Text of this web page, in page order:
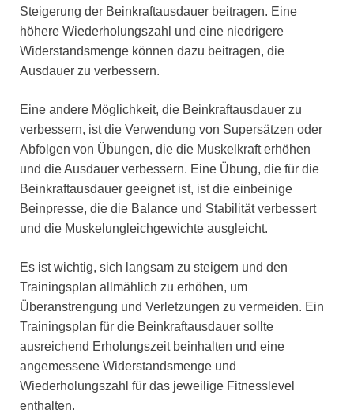
Steigerung der Beinkraftausdauer beitragen. Eine
höhere Wiederholungszahl und eine niedrigere
Widerstandsmenge können dazu beitragen, die
Ausdauer zu verbessern.
Eine andere Möglichkeit, die Beinkraftausdauer zu
verbessern, ist die Verwendung von Supersätzen oder
Abfolgen von Übungen, die die Muskelkraft erhöhen
und die Ausdauer verbessern. Eine Übung, die für die
Beinkraftausdauer geeignet ist, ist die einbeinige
Beinpresse, die die Balance und Stabilität verbessert
und die Muskelungleichgewichte ausgleicht.
Es ist wichtig, sich langsam zu steigern und den
Trainingsplan allmählich zu erhöhen, um
Überanstrengung und Verletzungen zu vermeiden. Ein
Trainingsplan für die Beinkraftausdauer sollte
ausreichend Erholungszeit beinhalten und eine
angemessene Widerstandsmenge und
Wiederholungszahl für das jeweilige Fitnesslevel
enthalten.